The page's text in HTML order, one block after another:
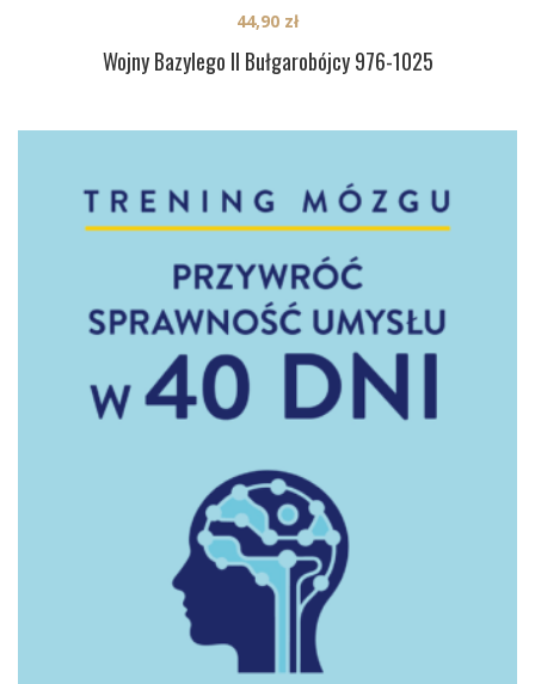
Wojny Bazylego II Bułgarobójcy 976-1025
44,90 zł